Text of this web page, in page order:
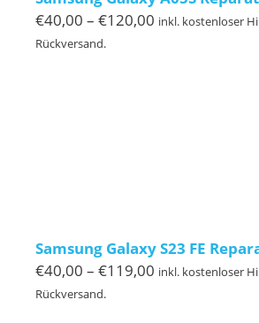
€110,00
€40,00 – €120,00 Preisspanne:
inkl. kostenloser
Rückversand.
Samsung Galaxy S23 FE
€40,00 – €119,00 Preisspanne:
inkl. kostenloser
Rückversand.